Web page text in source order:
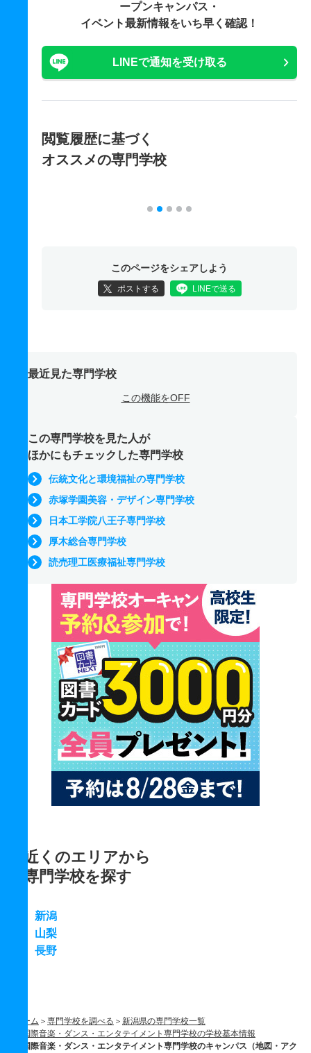
ープンキャンパス・
イベント最新情報をいち早く確認！
LINEで通知を受け取る
閲覧履歴に基づく
オススメの専門学校
このページをシェアしよう
ポストする LINEで送る
最近見た専門学校
この機能をOFF
この専門学校を見た人が
ほかにもチェックした専門学校
伝統文化と環境福祉の専門学校
赤塚学園美容・デザイン専門学校
日本工学院八王子専門学校
厚木総合専門学校
読売理工医療福祉専門学校
近くのエリアから
専門学校を探す
新潟
山梨
長野
ホーム 専門学校を調べる
新潟県の専門学校一覧
国際音楽・ダンス・エンタテイメント専門学校の学校基本情報
国際音楽・ダンス・エンタテイメント専門学校のキャンパス（地図・アク